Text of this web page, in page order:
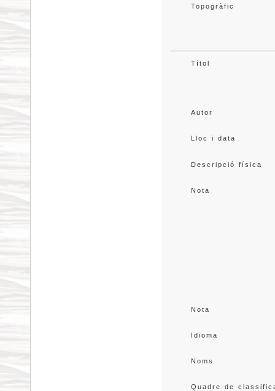
Topogràfic
Títol
Autor
Lloc i data
Descripció física
Nota
Nota
Idioma
Noms
Quadre de